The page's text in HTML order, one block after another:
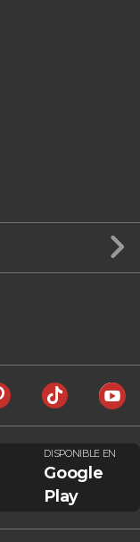
DISPONIBLE EN
Google
Play